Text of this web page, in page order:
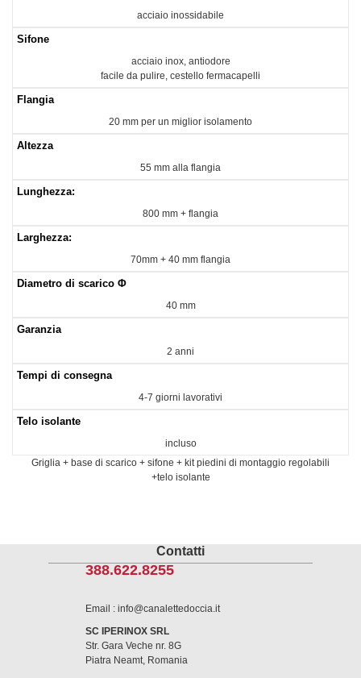
acciaio inossidabile
Sifone
acciaio inox, antiodore
facile da pulire, cestello fermacapelli
Flangia
20 mm per un miglior isolamento
Altezza
55 mm alla flangia
Lunghezza:
800 mm + flangia
Larghezza:
70mm + 40 mm flangia
Diametro di scarico Φ
40 mm
Garanzia
2 anni
Tempi di consegna
4-7 giorni lavorativi
Telo isolante
incluso
Griglia + base di scarico + sifone + kit piedini di montaggio regolabili
+telo isolante
Contatti
388.622.8255
Email : info@canalettedoccia.it
SC IPERINOX SRL
Str. Gara Veche nr. 8G
Piatra Neamt, Romania